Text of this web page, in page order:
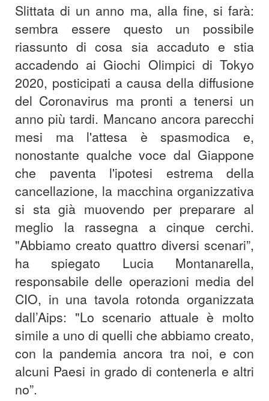
Slittata di un anno ma, alla fine, si farà:
sembra essere questo un possibile
riassunto di cosa sia accaduto e stia
accadendo ai Giochi Olimpici di Tokyo
2020, posticipati a causa della diffusione
del Coronavirus ma pronti a tenersi un
anno più tardi. Mancano ancora parecchi
mesi ma l'attesa è spasmodica e,
nonostante qualche voce dal Giappone
che paventa l'ipotesi estrema della
cancellazione, la macchina organizzativa
si sta già muovendo per preparare al
meglio la rassegna a cinque cerchi.
"Abbiamo creato quattro diversi scenari”,
ha spiegato Lucia Montanarella,
responsabile delle operazioni media del
CIO, in una tavola rotonda organizzata
dall’Aips: "Lo scenario attuale è molto
simile a uno di quelli che abbiamo creato,
con la pandemia ancora tra noi, e con
alcuni Paesi in grado di contenerla e altri
no”.